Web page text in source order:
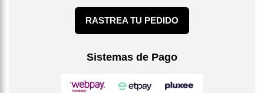
RASTREA TU PEDIDO
Sistemas de Pago